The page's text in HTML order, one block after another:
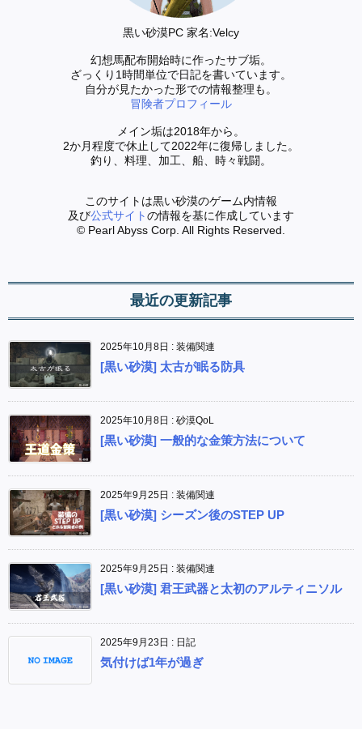
黒い砂漠PC 家名:Velcy
幻想馬配布開始時に作ったサブ垢。
ざっくり1時間単位で日記を書いています。
自分が見たかった形での情報整理も。
冒険者プロフィール
メイン垢は2018年から。
2か月程度で休止して2022年に復帰しました。
釣り、料理、加工、船、時々戦闘。
このサイトは黒い砂漠のゲーム内情報
及び公式サイトの情報を基に作成しています
© Pearl Abyss Corp. All Rights Reserved.
最近の更新記事
2025年10月8日 : 装備関連
[黒い砂漠] 太古が眠る防具
2025年10月8日 : 砂漠QoL
[黒い砂漠] 一般的な金策方法について
2025年9月25日 : 装備関連
[黒い砂漠] シーズン後のSTEP UP
2025年9月25日 : 装備関連
[黒い砂漠] 君王武器と太初のアルティニソル
2025年9月23日 : 日記
気付けば1年が過ぎ